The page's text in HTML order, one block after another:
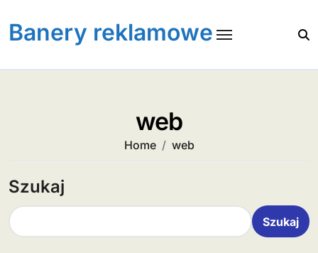
content
Banery reklamowe
web
Home web
Szukaj
Szukaj